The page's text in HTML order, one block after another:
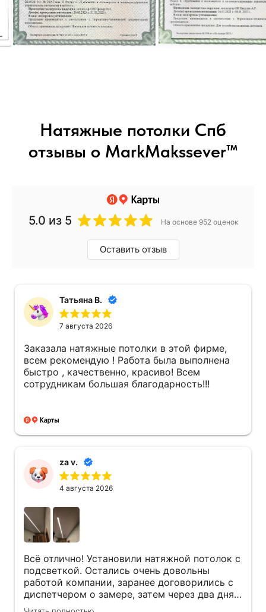
Натяжные потолки Спб
отзывы о MarkMakssever™
5.0 из 5 На основе 952 оценок
Оставить отзыв
Татьяна В.
7 августа 2026
Заказала натяжные потолки в этой фирме,
всем рекомендую ! Работа была выполнена
быстро , качественно, красиво! Всем
сотрудникам большая благодарность!!!
za v.
4 августа 2026
Всё отлично! Установили натяжной потолок с
подсветкой. Остались очень довольны
работой компании, заранее договорились с
диспетчером о замере, затем через два дня,
уже приехал мастер по монтажу потолка